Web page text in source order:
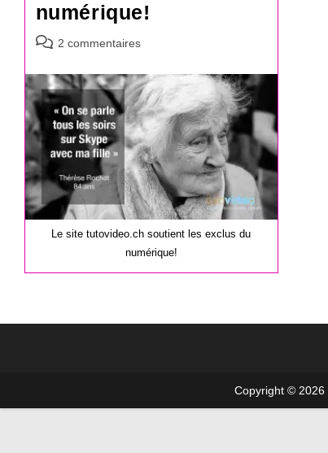
numérique!
Commentaires
la
publication :
2 commentaires
Le site tutovideo.ch soutient les exclus du
numérique!
Copyright © 2026